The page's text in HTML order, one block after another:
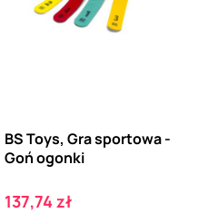
BS Toys, Gra sportowa -
Goń ogonki
Cena
137,74 zł